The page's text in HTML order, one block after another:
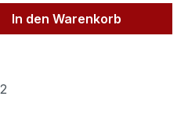
den
In den Warenkorb